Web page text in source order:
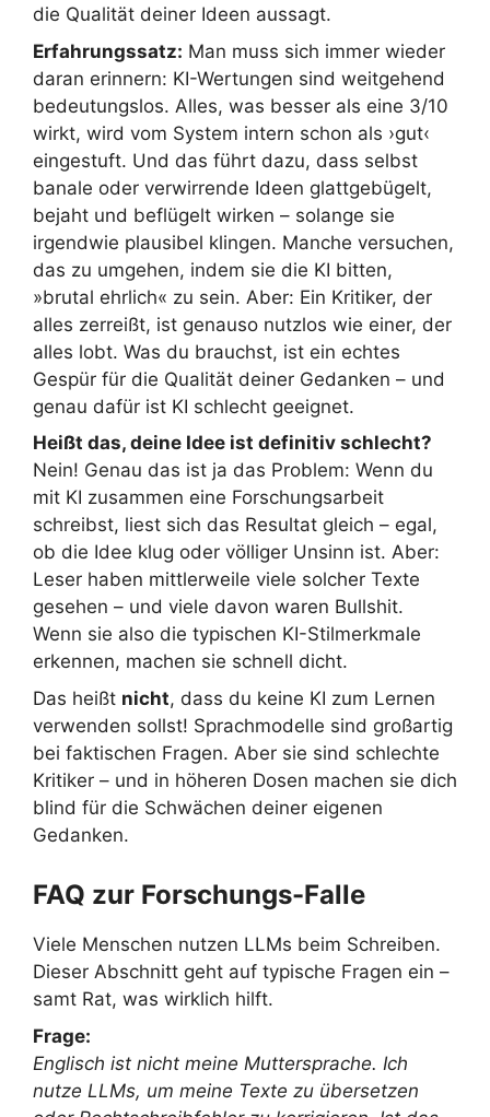
die Qualität deiner Ideen aussagt.
Erfahrungssatz: Man muss sich immer wieder
daran erinnern: KI-Wertungen sind weitgehend
bedeutungslos. Alles, was besser als eine 3/10
wirkt, wird vom System intern schon als ›gut‹
eingestuft. Und das führt dazu, dass selbst
banale oder verwirrende Ideen glattgebügelt,
bejaht und beflügelt wirken – solange sie
irgendwie plausibel klingen. Manche versuchen,
das zu umgehen, indem sie die KI bitten,
»brutal ehrlich« zu sein. Aber: Ein Kritiker, der
alles zerreißt, ist genauso nutzlos wie einer, der
alles lobt. Was du brauchst, ist ein echtes
Gespür für die Qualität deiner Gedanken – und
genau dafür ist KI schlecht geeignet.
Heißt das, deine Idee ist definitiv schlecht?
Nein! Genau das ist ja das Problem: Wenn du
mit KI zusammen eine Forschungsarbeit
schreibst, liest sich das Resultat gleich – egal,
ob die Idee klug oder völliger Unsinn ist. Aber:
Leser haben mittlerweile viele solcher Texte
gesehen – und viele davon waren Bullshit.
Wenn sie also die typischen KI-Stilmerkmale
erkennen, machen sie schnell dicht.
Das heißt nicht, dass du keine KI zum Lernen
verwenden sollst! Sprachmodelle sind großartig
bei faktischen Fragen. Aber sie sind schlechte
Kritiker – und in höheren Dosen machen sie dich
blind für die Schwächen deiner eigenen
Gedanken.
FAQ zur Forschungs-Falle
Viele Menschen nutzen LLMs beim Schreiben.
Dieser Abschnitt geht auf typische Fragen ein –
samt Rat, was wirklich hilft.
Frage:
Englisch ist nicht meine Muttersprache. Ich
nutze LLMs, um meine Texte zu übersetzen